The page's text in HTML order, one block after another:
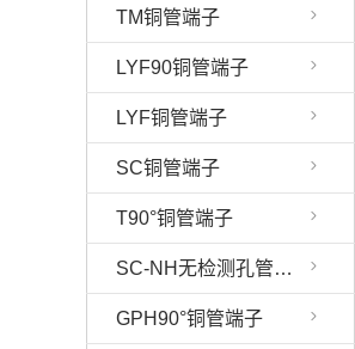
TM铜管端子
LYF90铜管端子
LYF铜管端子
SC铜管端子
T90°铜管端子
SC-NH无检测孔管端子
GPH90°铜管端子